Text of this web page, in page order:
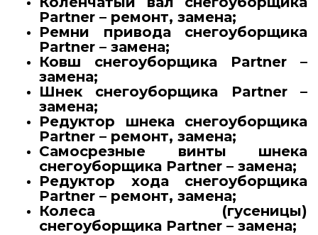
Partner – ремонт, замена;
Ремни привода снегоуборщика
Partner – замена;
Ковш снегоуборщика Partner –
замена;
Шнек снегоуборщика Partner –
замена;
Редуктор шнека снегоуборщика
Partner – ремонт, замена;
Самосрезные винты шнека
снегоуборщика Partner – замена;
Редуктор хода снегоуборщика
Partner – ремонт, замена;
Колеса (гусеницы)
снегоуборщика Partner – замена;